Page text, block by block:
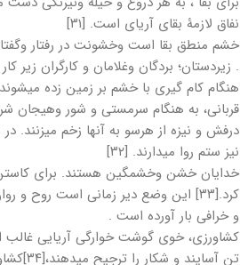
نفاق لازمۀ بقای آریای است. [۳۱]
خشم منطق بقا است وخشونت در رفتار
. زیردستان؛ بردگان وغلامان و کارگران زیر
هنگام کام گیری با خشم بر زمین زده
قربانی، به هنگام سرمستی و شور وهیجان
درفش و نیزه از هرسو به آنها زخم میزنند.
نیز ستم روا میدارند. [۳۲]
خدایان خشن وخشمگین هستند. برای کاستن
کرد.[۳۳] این وضع دیر زمانی است روح
و خرافی بار آورده است .
کشاورزی، خوی گوشت خوارگی آریایی
تن